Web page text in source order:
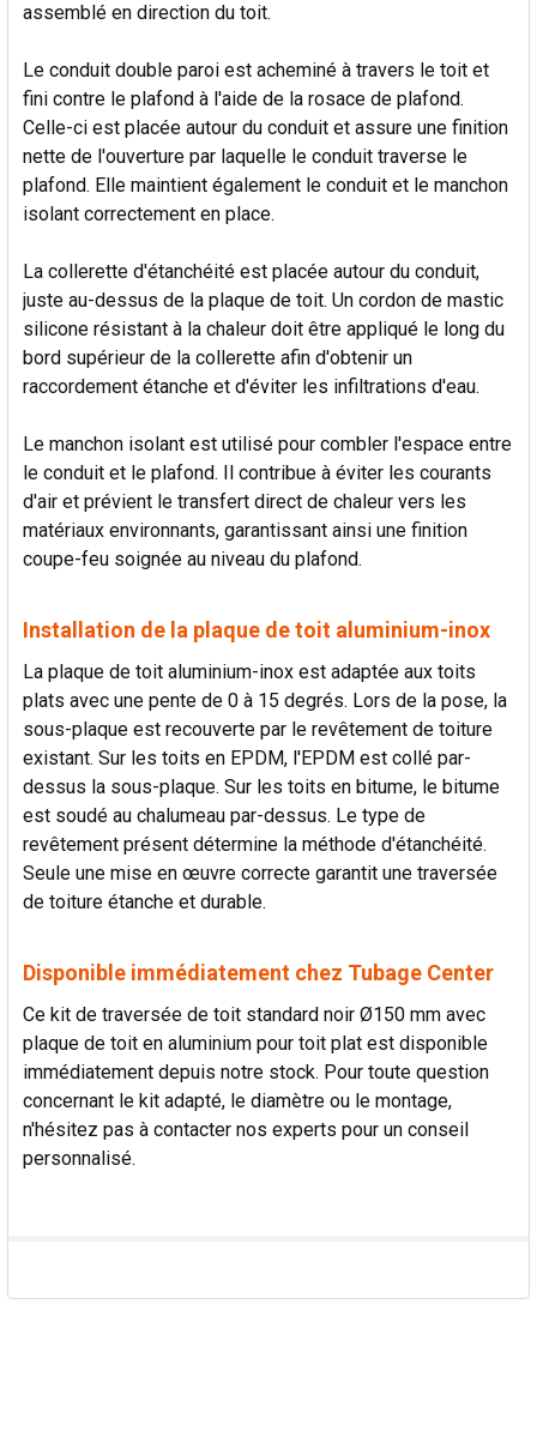
assemblé en direction du toit.
Le conduit double paroi est acheminé à travers le toit et
fini contre le plafond à l'aide de la rosace de plafond.
Celle-ci est placée autour du conduit et assure une finition
nette de l'ouverture par laquelle le conduit traverse le
plafond. Elle maintient également le conduit et le manchon
isolant correctement en place.
La collerette d'étanchéité est placée autour du conduit,
juste au-dessus de la plaque de toit. Un cordon de mastic
silicone résistant à la chaleur doit être appliqué le long du
bord supérieur de la collerette afin d'obtenir un
raccordement étanche et d'éviter les infiltrations d'eau.
Le manchon isolant est utilisé pour combler l'espace entre
le conduit et le plafond. Il contribue à éviter les courants
d'air et prévient le transfert direct de chaleur vers les
matériaux environnants, garantissant ainsi une finition
coupe-feu soignée au niveau du plafond.
Installation de la plaque de toit aluminium-inox
La plaque de toit aluminium-inox est adaptée aux toits
plats avec une pente de 0 à 15 degrés. Lors de la pose, la
sous-plaque est recouverte par le revêtement de toiture
existant. Sur les toits en EPDM, l'EPDM est collé par-
dessus la sous-plaque. Sur les toits en bitume, le bitume
est soudé au chalumeau par-dessus. Le type de
revêtement présent détermine la méthode d'étanchéité.
Seule une mise en œuvre correcte garantit une traversée
de toiture étanche et durable.
Disponible immédiatement chez Tubage Center
Ce kit de traversée de toit standard noir Ø150 mm avec
plaque de toit en aluminium pour toit plat est disponible
immédiatement depuis notre stock. Pour toute question
concernant le kit adapté, le diamètre ou le montage,
n'hésitez pas à contacter nos experts pour un conseil
personnalisé.